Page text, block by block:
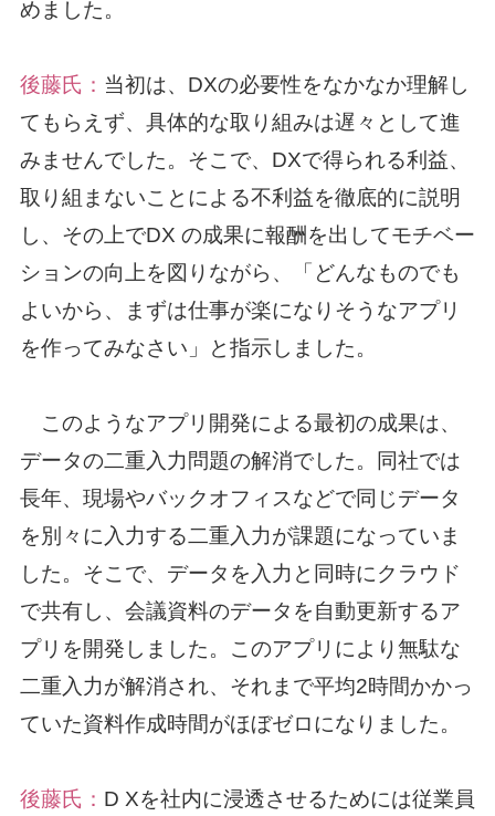
めました。
後藤氏： 当初は、DXの必要性をなかなか理解し
てもらえず、具体的な取り組みは遅々として進
みませんでした。そこで、DXで得られる利益、
取り組まないことによる不利益を徹底的に説明
し、その上でDX の成果に報酬を出してモチベー
ションの向上を図りながら、「どんなものでも
よいから、まずは仕事が楽になりそうなアプリ
を作ってみなさい」と指示しました。
このようなアプリ開発による最初の成果は、
データの二重入力問題の解消でした。同社では
長年、現場やバックオフィスなどで同じデータ
を別々に入力する二重入力が課題になっていま
した。そこで、データを入力と同時にクラウド
で共有し、会議資料のデータを自動更新するア
プリを開発しました。このアプリにより無駄な
二重入力が解消され、それまで平均2時間かかっ
ていた資料作成時間がほぼゼロになりました。
後藤氏： D Xを社内に浸透させるためには従業員